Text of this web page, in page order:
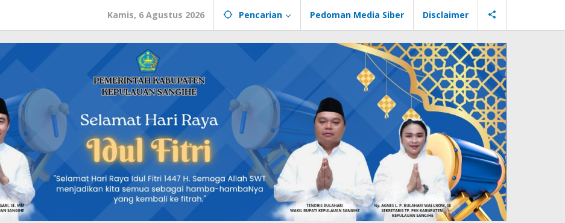
Kamis, 6 Agustus 2026 Pencarian Pedoman Media Siber Disclaimer